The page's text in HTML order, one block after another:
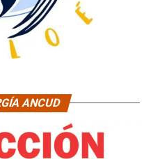
ANCUD